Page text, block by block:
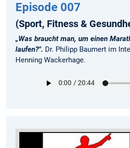
Episode 007
(Sport, Fitness &
„Was braucht man, um einen
laufen?". Dr. Philipp Baumert im
Henning Wackerhage.